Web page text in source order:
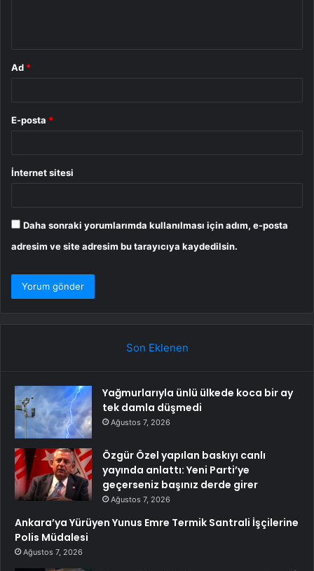
Ad *
E-posta *
İnternet sitesi
Daha sonraki yorumlarımda kullanılması için adım, e-posta
adresim ve site adresim bu tarayıcıya kaydedilsin.
Son Eklenen
Yağmurlarıyla ünlü ülkede koca bir ay
tek damla düşmedi
Ağustos 7, 2026
Özgür Özel yapılan baskıyı canlı
yayında anlattı: Yeni Parti’ye
geçerseniz başınız derde girer
Ağustos 7, 2026
Ankara’ya Yürüyen Yunus Emre Termik Santrali İşçilerine
Polis Müdalesi
Ağustos 7, 2026